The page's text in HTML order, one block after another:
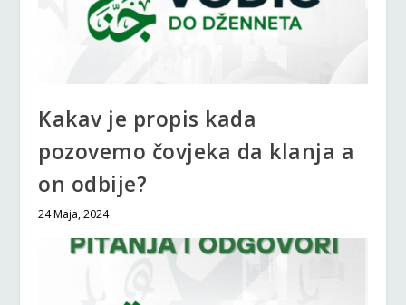
Kakav je propis kada
pozovemo čovjeka da klanja a
on odbije?
24 Maja, 2024